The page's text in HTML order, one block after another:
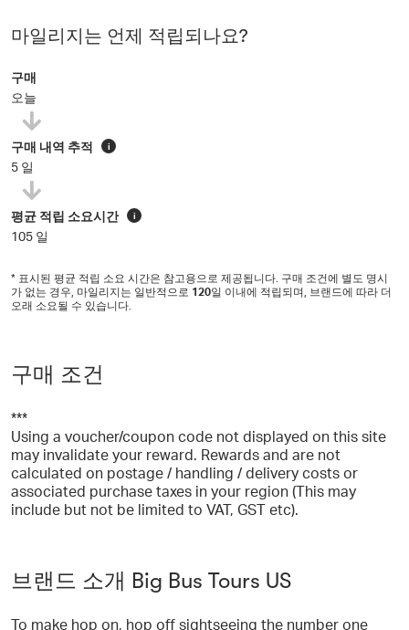
마일리지는 언제 적립되나요?
구매
오늘
구매 내역 추적 i
5 일
평균 적립 소요시간 i
105 일
* 표시된 평균 적립 소요 시간은 참고용으로 제공됩니다. 구매 조건에 별도 명시
가 없는 경우, 마일리지는 일반적으로 120일 이내에 적립되며, 브랜드에 따라 더
오래 소요될 수 있습니다.
구매 조건
***
Using a voucher/coupon code not displayed on this site
may invalidate your reward. Rewards and are not
calculated on postage / handling / delivery costs or
associated purchase taxes in your region (This may
include but not be limited to VAT, GST etc).
브랜드 소개 Big Bus Tours US
To make hop on, hop off sightseeing the number one